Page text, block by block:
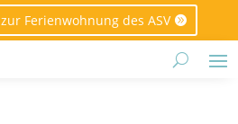
zur Ferienwohnung des ASV